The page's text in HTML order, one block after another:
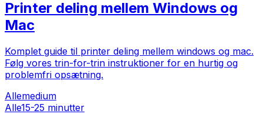
Printer deling mellem Windows og
Mac
Komplet guide til printer deling mellem windows og mac.
Følg vores trin-for-trin instruktioner for en hurtig og
problemfri opsætning.
Allemedium
Alle15-25 minutter